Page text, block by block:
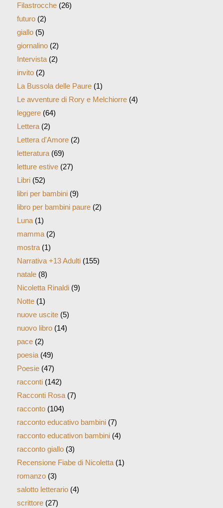
Filastrocche(26)
futuro(2)
giallo(5)
giornalino(2)
Intervista(2)
invito(2)
La Bussola delle Paure(1)
Le avventure di Rory e Melchiorre(4)
leggere(64)
Lettera(2)
Lettera d'Amore(2)
letteratura(69)
letture estive(27)
Libri(52)
libri per bambini(9)
libro per bambini paure(2)
Luna(1)
mamma(2)
mostra(1)
Narrativa +13 Adulti(155)
natale(8)
Nicoletta Rinaldi(9)
Notte(1)
nuove uscite(5)
nuovo libro(14)
pace(2)
poesia(49)
Poesie(47)
racconti(142)
Racconti Rosa(7)
racconto(104)
racconto educativo bambini(7)
racconto educativon bambini(4)
racconto giallo(3)
Recensione Fiabe di Nicoletta(1)
romanzo(3)
salotto letterario(4)
scrittore(27)